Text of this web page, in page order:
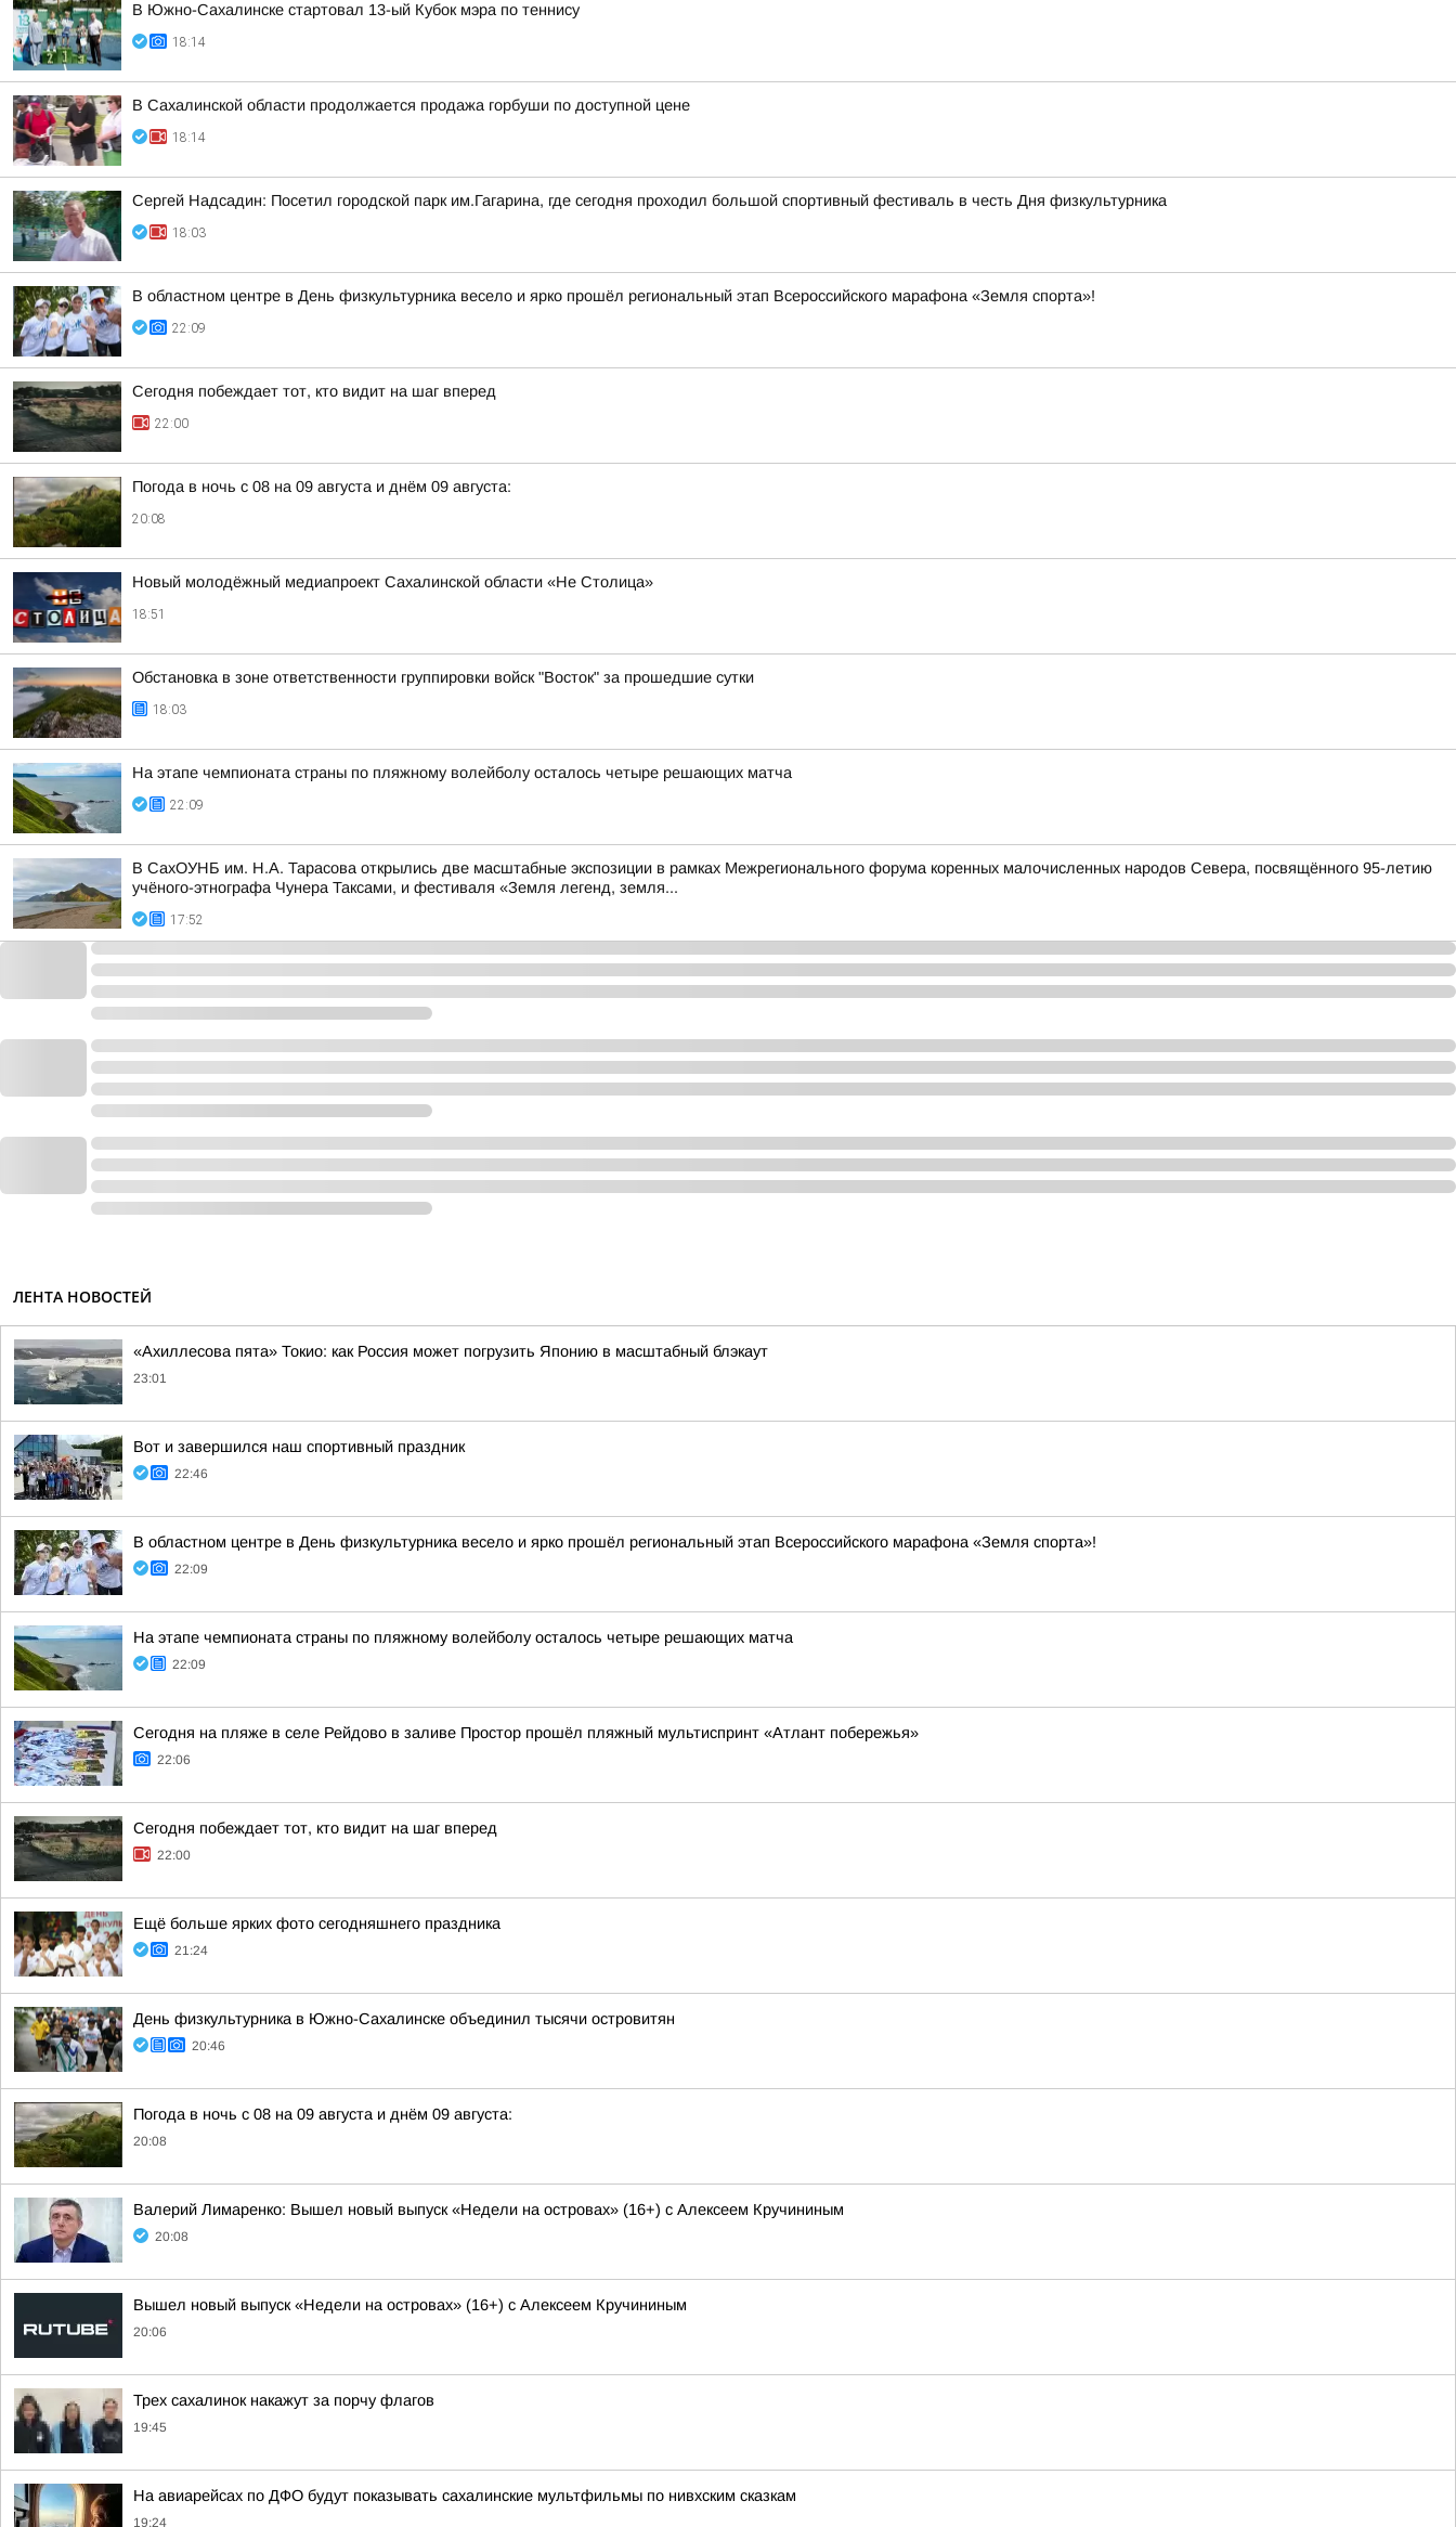
В Южно-Сахалинске стартовал 13-ый Кубок мэра по теннису
18:14
В Сахалинской области продолжается продажа горбуши по доступной цене
18:14
Сергей Надсадин: Посетил городской парк им.Гагарина, где сегодня проходил большой спортивный фестиваль в честь Дня физкультурника
18:03
В областном центре в День физкультурника весело и ярко прошёл региональный этап Всероссийского марафона «Земля спорта»!
22:09
Сегодня побеждает тот, кто видит на шаг вперед
22:00
Погода в ночь с 08 на 09 августа и днём 09 августа:
20:08
Новый молодёжный медиапроект Сахалинской области «Не Столица»
18:51
Обстановка в зоне ответственности группировки войск "Восток" за прошедшие сутки
18:03
На этапе чемпионата страны по пляжному волейболу осталось четыре решающих матча
22:09
В СахОУНБ им. Н.А. Тарасова открылись две масштабные экспозиции в рамках Межрегионального форума коренных малочисленных народов Севера, посвящённого 95-летию
учёного-этнографа Чунера Таксами, и фестиваля «Земля легенд, земля...
17:52
ЛЕНТА НОВОСТЕЙ
«Ахиллесова пята» Токио: как Россия может погрузить Японию в масштабный блэкаут
23:01
Вот и завершился наш спортивный праздник
22:46
В областном центре в День физкультурника весело и ярко прошёл региональный этап Всероссийского марафона «Земля спорта»!
22:09
На этапе чемпионата страны по пляжному волейболу осталось четыре решающих матча
22:09
Сегодня на пляже в селе Рейдово в заливе Простор прошёл пляжный мультиспринт «Атлант побережья»
22:06
Сегодня побеждает тот, кто видит на шаг вперед
22:00
Ещё больше ярких фото сегодняшнего праздника
21:24
День физкультурника в Южно-Сахалинске объединил тысячи островитян
20:46
Погода в ночь с 08 на 09 августа и днём 09 августа:
20:08
Валерий Лимаренко: Вышел новый выпуск «Недели на островах» (16+) с Алексеем Кручининым
20:08
Вышел новый выпуск «Недели на островах» (16+) с Алексеем Кручининым
20:06
Трех сахалинок накажут за порчу флагов
19:45
На авиарейсах по ДФО будут показывать сахалинские мультфильмы по нивхским сказкам
19:24